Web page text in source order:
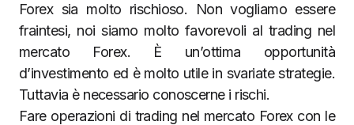
Forex sia molto rischioso. Non vogliamo essere
fraintesi, noi siamo molto favorevoli al trading nel
mercato Forex. È un’ottima opportunità
d’investimento ed è molto utile in svariate strategie.
Tuttavia è necessario conoscerne i rischi.
Fare operazioni di trading nel mercato Forex con le